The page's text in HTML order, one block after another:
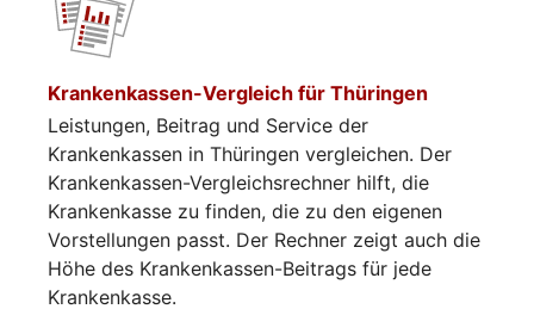
Krankenkassen-Vergleich für Thüringen
Leistungen, Beitrag und Service der
Krankenkassen in Thüringen vergleichen. Der
Krankenkassen-Vergleichsrechner hilft, die
Krankenkasse zu finden, die zu den eigenen
Vorstellungen passt. Der Rechner zeigt auch die
Höhe des Krankenkassen-Beitrags für jede
Krankenkasse.